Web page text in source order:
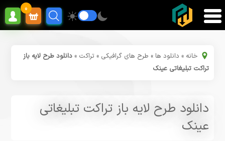
0
خانه » دانلود ها » طرح های گرافیکی » تراکت »دانلود طرح لایه باز
تراکت تبلیغاتی عینک
دانلود طرح لایه باز تراکت تبلیغاتی
عینک